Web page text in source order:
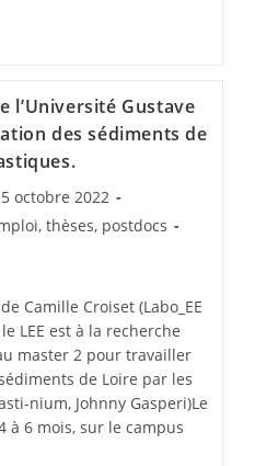
l’Université Gustave
des sédiments de
octobre 2022
thèses, postdocs
Camille Croiset (Labo_EE
LEE est à la recherche
master 2 pour travailler
de Loire par les
nium, Johnny Gasperi)Le
à 6 mois, sur le campus